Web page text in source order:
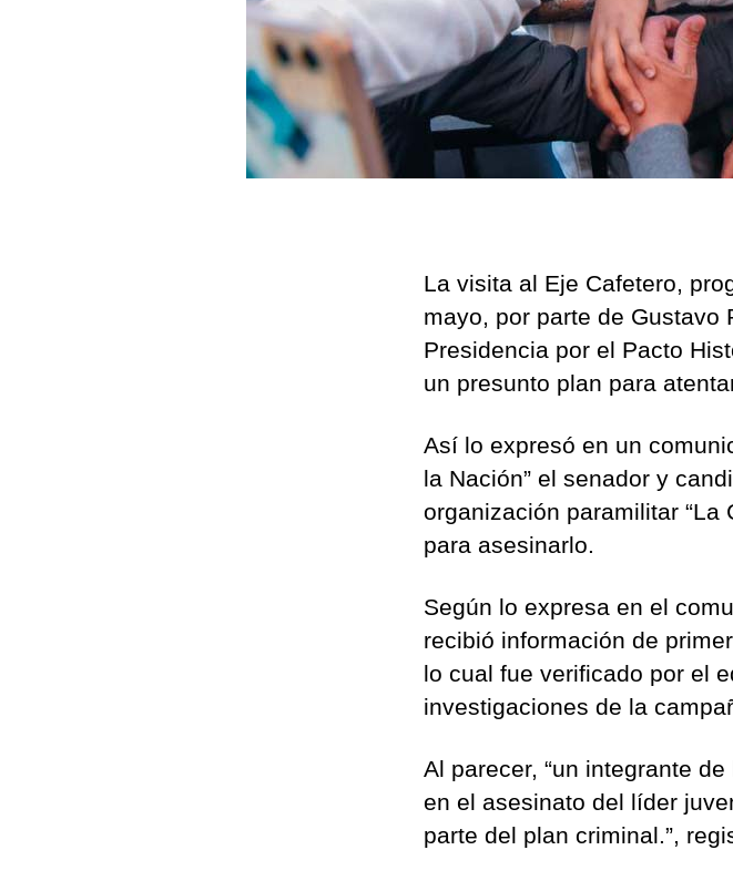
La visita al Eje Cafetero,
mayo, por parte de Gustavo
Presidencia por el Pacto
un presunto plan para
Así lo expresó en un
la Nación” el senador y
organización paramilitar “La
para asesinarlo.
Según lo expresa en el
recibió información de
lo cual fue verificado por el
investigaciones de la
Al parecer, “un integrante
en el asesinato del líder
parte del plan criminal.”,